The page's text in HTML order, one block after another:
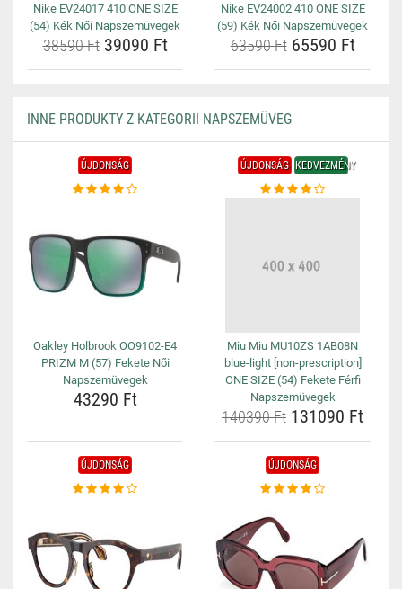
Nike EV24017 410 ONE SIZE
(54) Kék Női Napszemüvegek
38590 Ft39090 Ft
Nike EV24002 410 ONE SIZE
(59) Kék Női Napszemüvegek
63590 Ft65590 Ft
INNE PRODUKTY Z KATEGORII NAPSZEMÜVEG
ÚJDONSÁG
Oakley Holbrook OO9102-E4
PRIZM M (57) Fekete Női
Napszemüvegek
43290 Ft
ÚJDONSÁG KEDVEZMÉNY
Miu Miu MU10ZS 1AB08N
blue-light [non-prescription]
ONE SIZE (54) Fekete Férfi
Napszemüvegek
140390 Ft 131090 Ft
ÚJDONSÁG ÚJDONSÁG